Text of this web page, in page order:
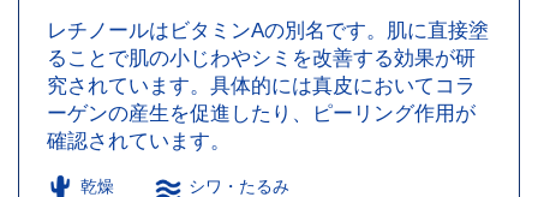
レチノールはビタミンAの別名です。肌に直接塗
ることで肌の小じわやシミを改善する効果が研
究されています。具体的には真皮においてコラ
ーゲンの産生を促進したり、ピーリング作用が
確認されています。
乾燥 シワ・たるみ